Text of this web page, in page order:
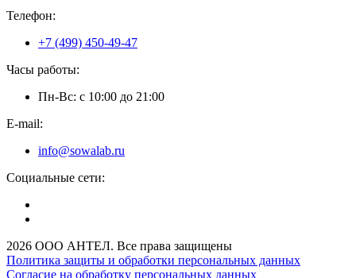
Телефон:
+7 (499) 450-49-47
Часы работы:
Пн-Вс: с 10:00 до 21:00
E-mail:
info@sowalab.ru
Социальные сети:
2026 ООО АНТЕЛ. Все права защищены
Политика защиты и обработки персональных данных
Согласие на обработку персональных данных